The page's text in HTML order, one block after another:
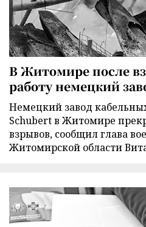
В Житомире после
работу немецкий
Немецкий завод
Schubert в Житомире
взрывов, сообщил глава
Житомирской области